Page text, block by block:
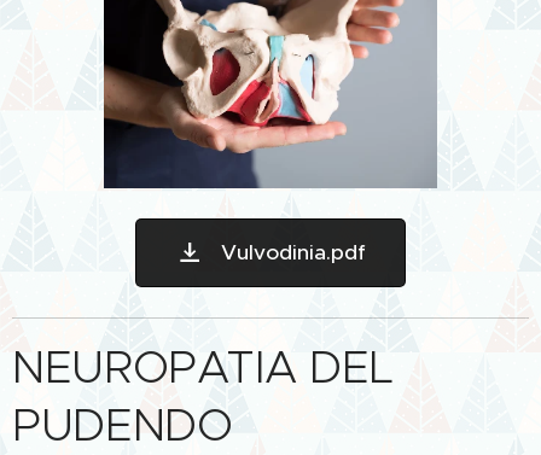
Vulvodinia.pdf
NEUROPATIA DEL
PUDENDO